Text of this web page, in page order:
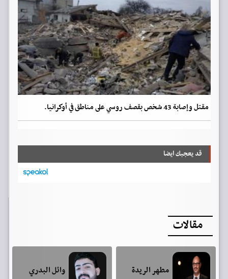
مقتل وإصابة 43 شخص بقصف روسي على مناطق في أوكرانيا.
قد يعجبك ايضا
مقالات
مطهر الريدة وائل البدري